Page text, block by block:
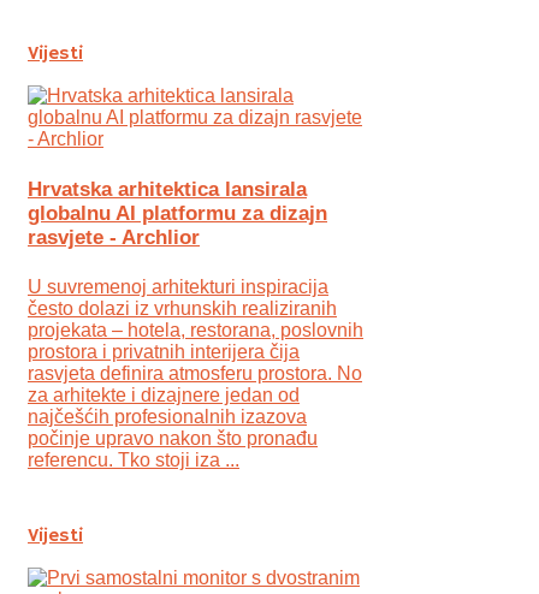
Vijesti
Hrvatska arhitektica lansirala
globalnu AI platformu za dizajn
rasvjete - Archlior
U suvremenoj arhitekturi inspiracija
često dolazi iz vrhunskih realiziranih
projekata – hotela, restorana, poslovnih
prostora i privatnih interijera čija
rasvjeta definira atmosferu prostora. No
za arhitekte i dizajnere jedan od
najčešćih profesionalnih izazova
počinje upravo nakon što pronađu
referencu. Tko stoji iza ...
Vijesti